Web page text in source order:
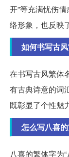
开”等充满忧伤
络形象，也反映
如何书写古
在书写古风繁体
有古典诗意的词
既彰显了个性魅
怎么写八喜
八喜的繁体字为